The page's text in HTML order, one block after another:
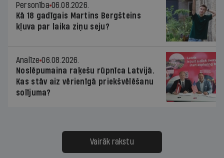
Personība 06.08.2026.
Kā 18 gadīgais Martins Bergšteins
kļuva par laika ziņu seju?
Analīze 06.08.2026.
Noslēpumaina raķešu rūpnīca Latvijā.
Kas stāv aiz vērienīgā priekšvēlēšanu
solījuma?
Vairāk rakstu